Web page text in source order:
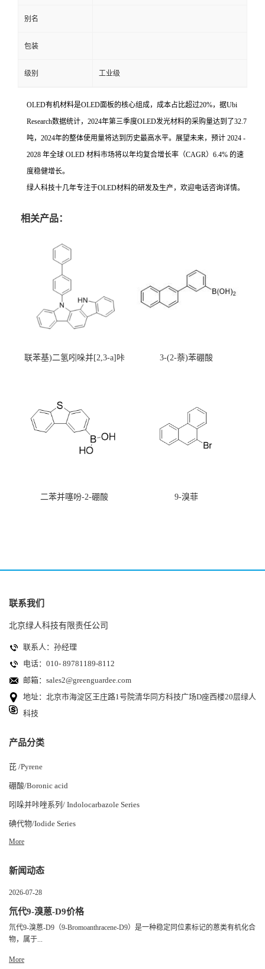
别名
包装
级别 工业级
OLED有机材料是OLED面板的核心组成，成本占比超过20%，据Ubi
Research数据统计，2024年第三季度OLED发光材料的采购量达到了32.7
吨，2024年的整体使用量将达到历史最高水平。展望未来，预计 2024 -
2028 年全球 OLED 材料市场将以年均复合增长率（CAGR）6.4% 的速
度稳健增长。
绿人科技十几年专注于OLED材料的研发及生产，欢迎电话咨询详情。
相关产品：
联苯基)二氢吲哚并[2,3-a]咔
3-(2-萘)苯硼酸
二苯并噻吩-2-硼酸 9-溴菲
联系我们
北京绿人科技有限责任公司
联系人：孙经理
电话：010- 89781189-8112
邮箱： sales2@greenguardee.com
地址：北京市海淀区王庄路1号院清华同方科技广场D座西楼20层绿人
科技
产品分类
芘 /Pyrene
硼酸/Boronic acid
吲哚并咔唑系列/ Indolocarbazole Series
碘代物/Iodide Series
More
新闻动态
2026-07-28
氘代9-溴蒽-D9价格
氘代9-溴蒽-D9（9-Bromoanthracene-D9）是一种稳定同位素标记的蒽类有机化合
物，属于...
More